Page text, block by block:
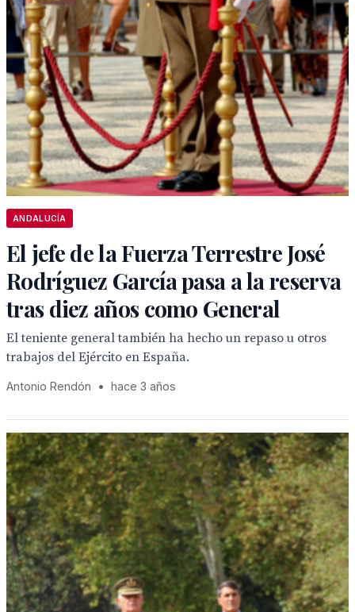
ANDALUCÍA
El jefe de la Fuerza Terrestre José
Rodríguez García pasa a la reserva
tras diez años como General
El teniente general también ha hecho un repaso u otros
trabajos del Ejército en España.
Antonio Rendón • hace 3 años